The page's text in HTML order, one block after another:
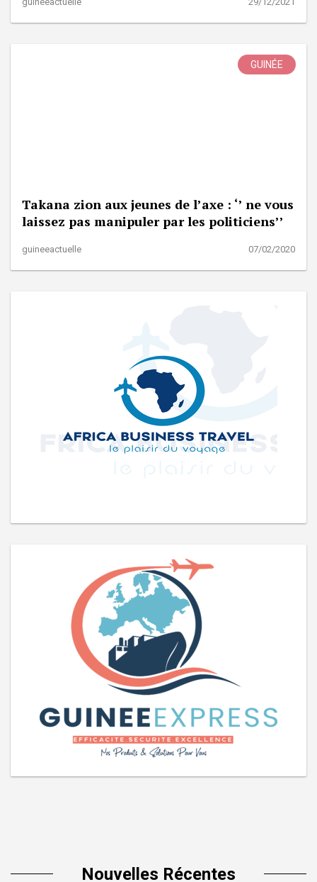
GUINÉE
Takana zion aux jeunes de l’axe : ‘’ ne vous
laissez pas manipuler par les politiciens’’
guineeactuelle 07/02/2020
Nouvelles Récentes